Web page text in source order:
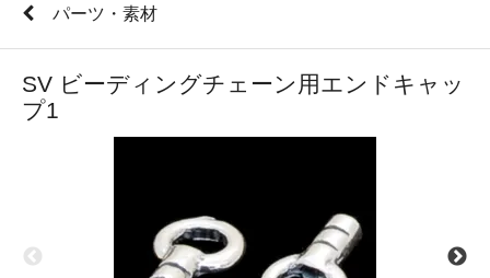
パーツ・素材
SV ビーディングチェーン用エンドキャッ
プ1